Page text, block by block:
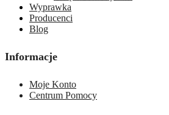
Wyprawka
Producenci
Blog
Informacje
Moje Konto
Centrum Pomocy